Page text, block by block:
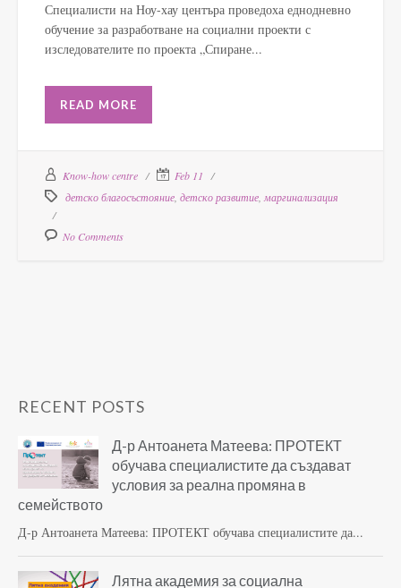
Специалисти на Ноу-хау центъра проведоха еднодневно
обучение за разработване на социални проекти с
изследователите по проекта „Спиране...
READ MORE
Know-how centre
Feb 11
детско благосъстояние, детско развитие,маргинализация
No Comments
RECENT POSTS
Д-р Антоанета Матеева: ПРОТЕКТ
обучава специалистите да създават
условия за реална промяна в
семейството
Д-р Антоанета Матеева: ПРОТЕКТ обучава специалистите да...
Лятна академия за социална